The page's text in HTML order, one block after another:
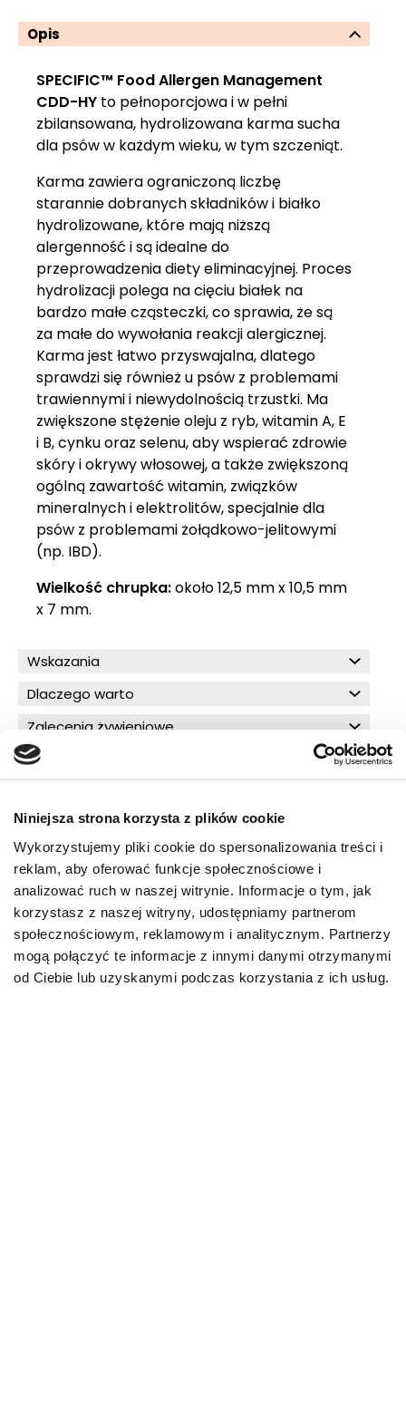
Niniejsza strona korzysta z plików cookie
Wykorzystujemy pliki cookie do spersonalizowania treści i
reklam, aby oferować funkcje społecznościowe i
analizować ruch w naszej witrynie. Informacje o tym, jak
korzystasz z naszej witryny, udostępniamy partnerom
społecznościowym, reklamowym i analitycznym. Partnerzy
mogą połączyć te informacje z innymi danymi otrzymanymi
od Ciebie lub uzyskanymi podczas korzystania z ich usług.
Opis
SPECIFIC™ Food Allergen Management
CDD-HY to pełnoporcjowa i w pełni
zbilansowana, hydrolizowana karma sucha
dla psów w każdym wieku, w tym szczeniąt.
Karma zawiera ograniczoną liczbę
starannie dobranych składników i białko
hydrolizowane, które mają niższą
alergenność i są idealne do
przeprowadzenia diety eliminacyjnej. Proces
hydrolizacji polega na cięciu białek na
bardzo małe cząsteczki, co sprawia, że są
za małe do wywołania reakcji alergicznej.
Karma jest łatwo przyswajalna, dlatego
sprawdzi się również u psów z problemami
trawiennymi i niewydolnością trzustki. Ma
zwiększone stężenie oleju z ryb, witamin A, E
i B, cynku oraz selenu, aby wspierać zdrowie
skóry i okrywy włosowej, a także zwiększoną
ogólną zawartość witamin, związków
mineralnych i elektrolitów, specjalnie dla
psów z problemami żołądkowo-jelitowymi
(np. IBD).
Wielkość chrupka:około 12,5 mm x 10,5 mm
x 7 mm.
Wskazania
Dlaczego warto
Zalecenia żywieniowe
Składniki
O!MEGA porady dla Ciebie
PRZECZYTAJ WIĘCEJ